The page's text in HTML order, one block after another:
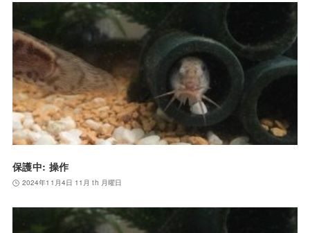
保護中: 操作
2024年11月4日 11月 th 月曜日